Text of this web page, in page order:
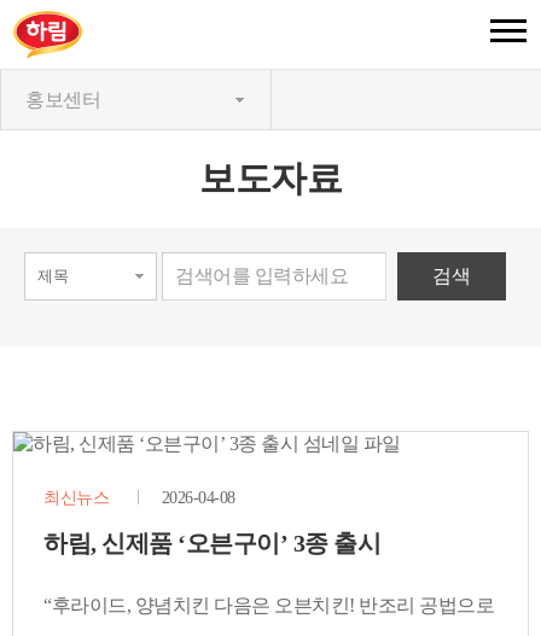
홍보센터
보도자료
최신뉴스 2026-04-08
하림, 신제품 ‘오븐구이’ 3종 출시
“후라이드, 양념치킨 다음은 오븐치킨! 반조리 공법으로